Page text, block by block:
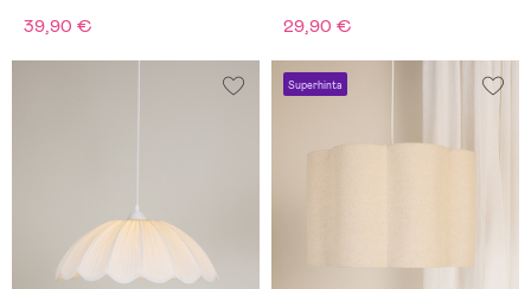
39,90 € 29,90 €
Superhinta